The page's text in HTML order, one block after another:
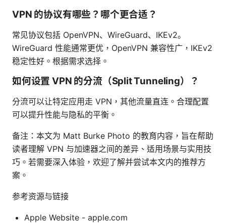
VPN 的协议有哪些？哪个更合适？
常见协议包括 OpenVPN、WireGuard、IKEv2。
WireGuard 性能通常更优，OpenVPN 兼容性广，IKEv2
稳定性好。根据需求选择。
如何设置 VPN 的分流（Split Tunneling）？
分流可以让特定应用走 VPN，其他流量直连。合理配置
可以提升性能与隐私的平衡。
备注：本文为 Matt Burke Photo 的教育内容，旨在帮助
读者理解 VPN 与加速器之间的差异、适用场景与实用技
巧。若需要深入体验，欢迎了解并尝试本文内的推荐方
案。
参考资源与链接
Apple Website - apple.com